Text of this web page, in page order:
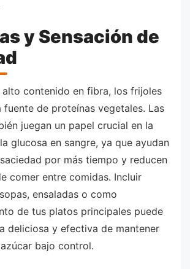
y Sensación de
alto contenido en fibra, los frijoles
fuente de proteínas vegetales. Las
juegan un papel crucial en la
glucosa en sangre, ya que ayudan
por más tiempo y reducen
comer entre comidas. Incluir
ensaladas o como
de tus platos principales puede
deliciosa y efectiva de mantener
bajo control.